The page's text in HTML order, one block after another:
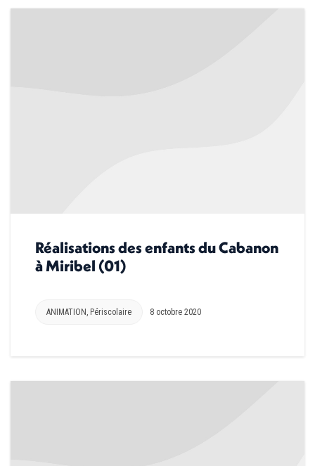
Réalisations des enfants du Cabanon
à Miribel (01)
ANIMATION , Périscolaire 8 octobre 2020